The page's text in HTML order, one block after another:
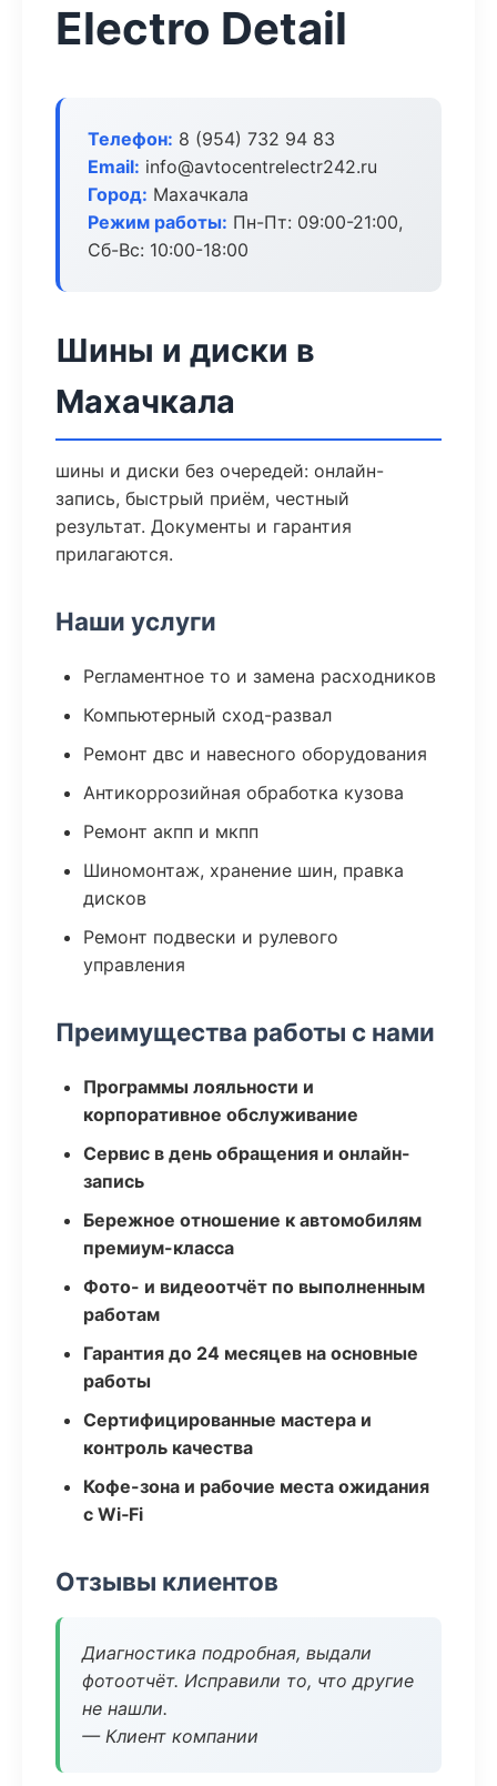
Electro Detail
Телефон: 8 (954) 732 94 83
Email: info@avtocentrelectr242.ru
Город: Махачкала
Режим работы: Пн-Пт: 09:00-21:00,
Сб-Вс: 10:00-18:00
Шины и диски в
Махачкала
шины и диски без очередей: онлайн-
запись, быстрый приём, честный
результат. Документы и гарантия
прилагаются.
Наши услуги
Регламентное то и замена расходников
Компьютерный сход-развал
Ремонт двс и навесного оборудования
Антикоррозийная обработка кузова
Ремонт акпп и мкпп
Шиномонтаж, хранение шин, правка
дисков
Ремонт подвески и рулевого
управления
Преимущества работы с нами
Программы лояльности и
корпоративное обслуживание
Сервис в день обращения и онлайн-
запись
Бережное отношение к автомобилям
премиум-класса
Фото- и видеоотчёт по выполненным
работам
Гарантия до 24 месяцев на основные
работы
Сертифицированные мастера и
контроль качества
Кофе-зона и рабочие места ожидания
с Wi‑Fi
Отзывы клиентов
Диагностика подробная, выдали
фотоотчёт. Исправили то, что другие
не нашли.
— Клиент компании